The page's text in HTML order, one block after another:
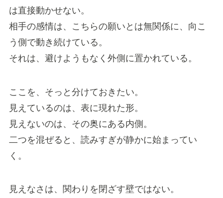
は直接動かせない。
相手の感情は、こちらの願いとは無関係に、向こ
う側で動き続けている。
それは、避けようもなく外側に置かれている。
ここを、そっと分けておきたい。
見えているのは、表に現れた形。
見えないのは、その奥にある内側。
二つを混ぜると、読みすぎが静かに始まってい
く。
見えなさは、関わりを閉ざす壁ではない。